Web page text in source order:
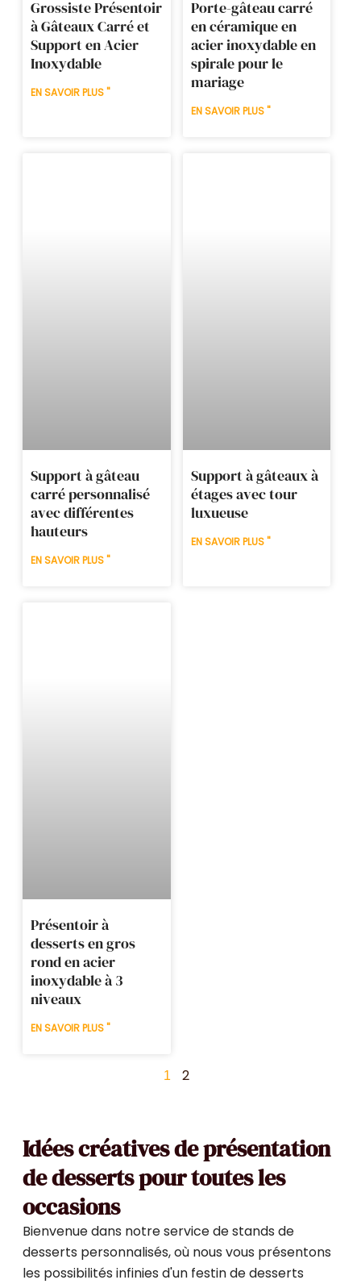
Grossiste Présentoir
à Gâteaux Carré et
Support en Acier
Inoxydable
EN SAVOIR PLUS "
Porte-gâteau carré
en céramique en
acier inoxydable en
spirale pour le
mariage
EN SAVOIR PLUS "
Support à gâteau
carré personnalisé
avec différentes
hauteurs
EN SAVOIR PLUS "
Support à gâteaux à
étages avec tour
luxueuse
EN SAVOIR PLUS "
Présentoir à
desserts en gros
rond en acier
inoxydable à 3
niveaux
EN SAVOIR PLUS "
1 2
Idées créatives de présentation
de desserts pour toutes les
occasions
Bienvenue dans notre service de stands de
desserts personnalisés, où nous vous présentons
les possibilités infinies d'un festin de desserts